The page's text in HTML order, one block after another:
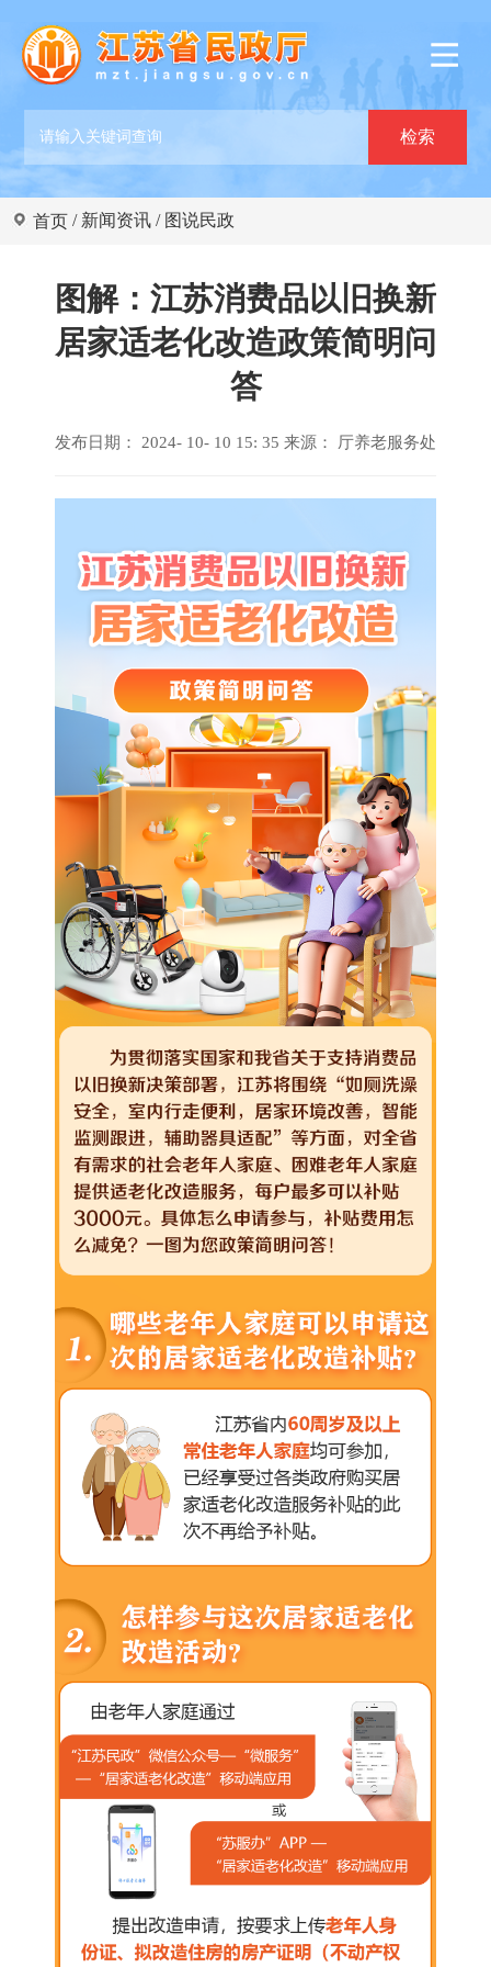
首页 / 新闻资讯 / 图说民政
图解：江苏消费品以旧换新
居家适老化改造政策简明问
答
发布日期： 2024- 10- 10 15: 35 来源： 厅养老服务处